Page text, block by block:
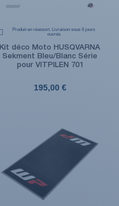
Produit en réassort. Livraison sous 6 jours
ouvrés
Kit déco Moto HUSQVARNA
Sekment Bleu/Blanc Série
pour VITPILEN 701
195,00 €